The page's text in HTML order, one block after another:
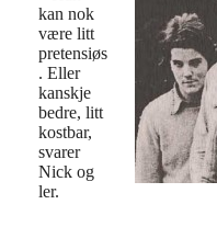
kan nok
være litt
pretensiøs
. Eller
kanskje
bedre, litt
kostbar,
svarer
Nick og
ler.